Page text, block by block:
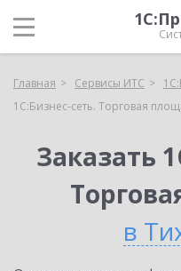
Главная Сервисы ИТС
1С:Бизнес-сеть. Торговая
Заказать
в